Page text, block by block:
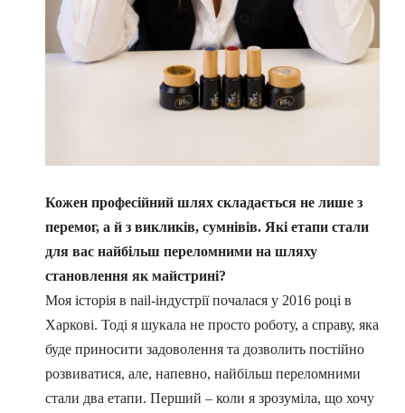
Кожен професійний шлях складається не лише з
перемог, а й з викликів, сумнівів. Які етапи стали
для вас найбільш переломними на шляху
становлення як майстрині?
Моя історія в nail-індустрії почалася у 2016 році в
Харкові. Тоді я шукала не просто роботу, а справу, яка
буде приносити задоволення та дозволить постійно
розвиватися, але, напевно, найбільш переломними
стали два етапи. Перший – коли я зрозуміла, що хочу